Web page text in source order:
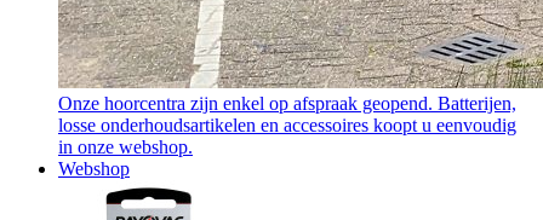
Onze hoorcentra zijn enkel op afspraak geopend. Batterijen,
losse onderhoudsartikelen en accessoires koopt u eenvoudig
in onze webshop.
Webshop